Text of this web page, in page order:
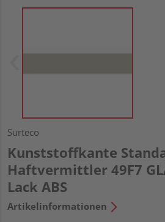
Surteco
Kunststoffkante
Haftvermittler 49F7
Lack ABS
Artikelinformationen